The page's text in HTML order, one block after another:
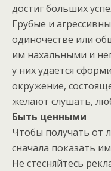
достиг больших
Грубые и
одиночестве или
им нахальными и
у них удается
окружение,
желают слушать,
Быть ценными
Чтобы получать от
сначала показать
Не стесняйтесь